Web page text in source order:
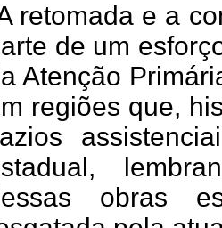
retomada e a
de um
Atenção
regiões que,
obras